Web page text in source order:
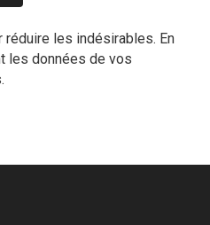
les indésirables. En
les données de vos
.